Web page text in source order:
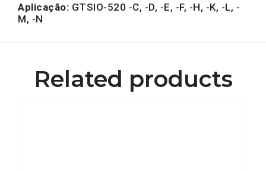
Aplicação: GTSIO-520 -C, -D, -E, -F, -H, -K, -L, -
M, -N
Related products